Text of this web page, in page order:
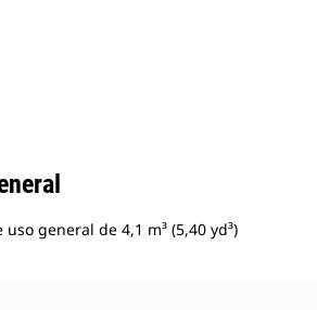
general de 4,1 m³ (5,40 yd³)